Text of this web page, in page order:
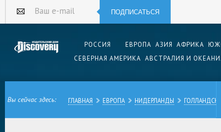
Ваш e-mail ПОДПИСАТЬСЯ
РОССИЯ ЕВРОПА АЗИЯ АФРИКА
СЕВЕРНАЯ АМЕРИКА АВСТРАЛИЯ И
Вы сейчас здесь: ГЛАВНАЯ ЕВРОПА НИДЕРЛАНДЫ